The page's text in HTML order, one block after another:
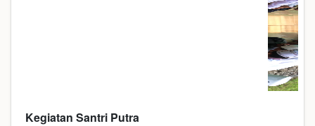
Kegiatan Santri Putra